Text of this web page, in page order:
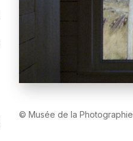
© Musée de la Photographie